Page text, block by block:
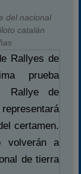
del nacional
catalán
Rallyes de
prueba
Rallye de
certamen.
volverán a
de tierra